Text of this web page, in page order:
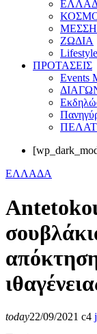
ΖΩΔΙΑ
Lifestyle
ΠΡΟΤΑΣΕΙΣ
Events
ΕΛΛΑΔΑ
today22/09/2021 4